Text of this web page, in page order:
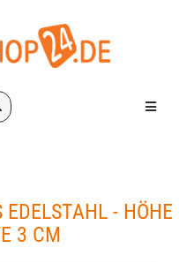
Menü
EDELSTAHL - HÖHE
3 CM